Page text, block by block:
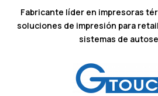
Fabricante líder en impresoras
soluciones de impresión para
sistemas de